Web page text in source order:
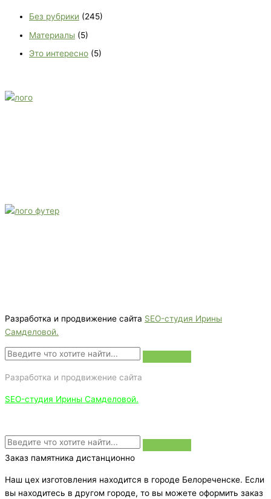
Без рубрики (245)
Материалы (5)
Это интересно (5)
Разработка и продвижение сайта SEO-студия Ирины
Самделовой.
Разработка и продвижение сайта
SEO-студия Ирины Самделовой.
Заказ памятника дистанционно
Наш цех изготовления находится в городе Белореченске. Если
вы находитесь в другом городе, то вы можете оформить заказ